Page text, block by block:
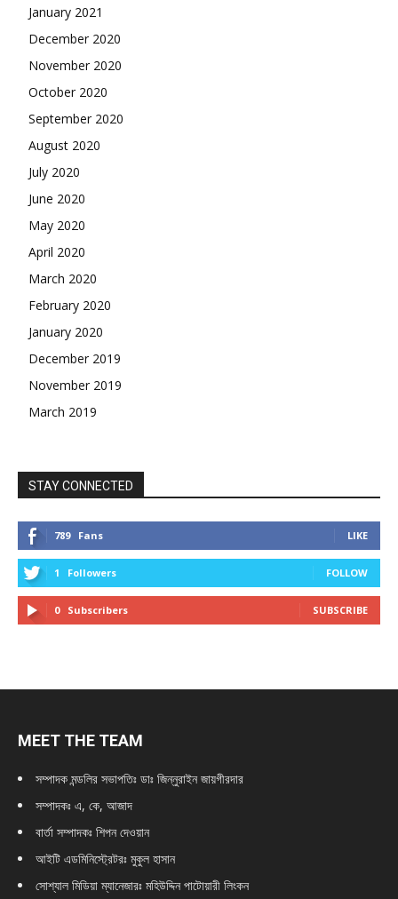
January 2021
December 2020
November 2020
October 2020
September 2020
August 2020
July 2020
June 2020
May 2020
April 2020
March 2020
February 2020
January 2020
December 2019
November 2019
March 2019
STAY CONNECTED
789 Fans LIKE
1 Followers FOLLOW
0 Subscribers SUBSCRIBE
MEET THE TEAM
সম্পাদক মন্ডলির সভাপতিঃ ডাঃ জিন্নুরাইন জায়গীরদার
সম্পাদকঃ এ, কে, আজাদ
বার্তা সম্পাদকঃ শিপন দেওয়ান
আইটি এডমিনিস্ট্রেটরঃ মুকুল হাসান
সোশ্যাল মিডিয়া ম্যানেজারঃ মহিউদ্দিন পাটোয়ারী লিংকন